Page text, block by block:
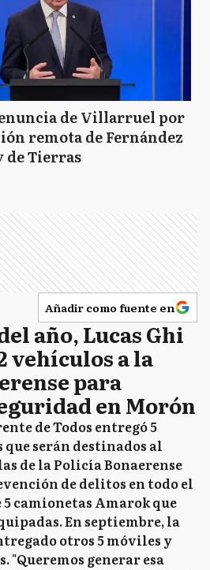
de Villarruel por
remota de Fernández
de Tierras
Añadir como fuente en
año, Lucas Ghi
vehículos a la
para
en Morón
de Todos entregó 5
serán destinados al
de la Policía Bonaerense
de delitos en todo el
camionetas Amarok que
En septiembre, la
otros 5 móviles y
"Queremos generar esa